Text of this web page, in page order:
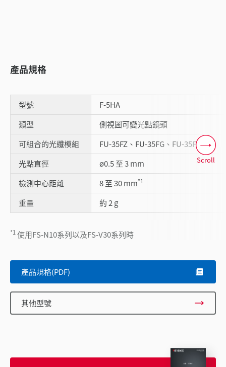
產品規格
型號
F-5HA
類型
側視圖可變光點鏡頭
可組合的光纖模組
FU-35FZ、FU-35FG、FU-35FA
光點直徑
ø0.5 至 3 mm
檢測中心距離
8 至 30 mm*1
重量 約 2 g
*1使用FS-N10系列以及FS-V30系列時
Scroll
產品規格(PDF)
其他型號